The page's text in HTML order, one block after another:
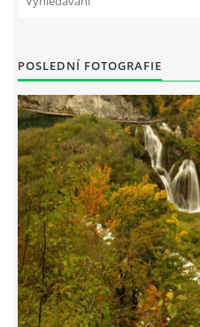
POSLEDNÍ FOTOGRAFIE